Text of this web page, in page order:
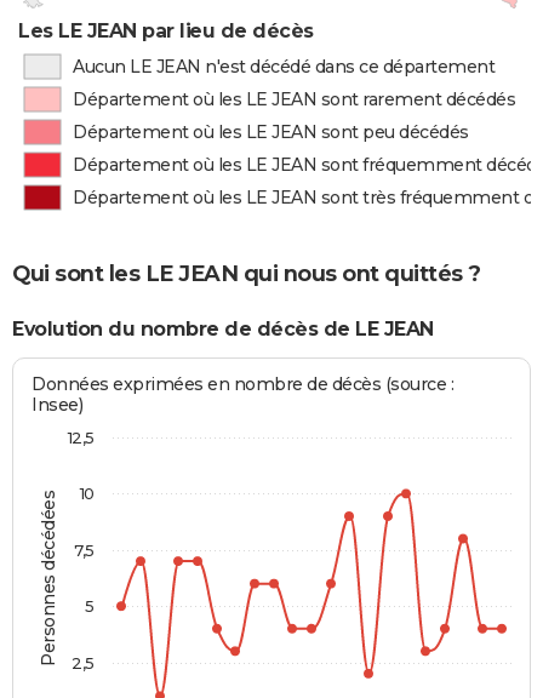
Les LE JEAN par lieu de décès
Aucun LE JEAN n'est décédé dans ce département
Département où les LE JEAN sont rarement décédés
Département où les LE JEAN sont peu décédés
Département où les LE JEAN sont fréquemment
Département où les LE JEAN sont très fréquemment
Qui sont les LE JEAN qui nous ont quittés ?
Evolution du nombre de décès de LE JEAN
Personnes décédées
Données exprimées en nombre de décès (source :
Insee)
2,5
5
7,5
10
12,5